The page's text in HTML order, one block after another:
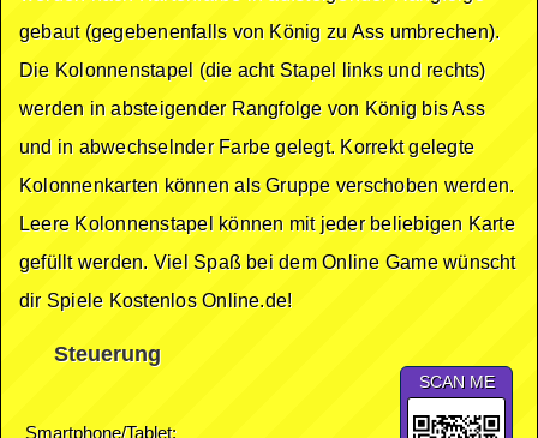
gebaut (gegebenenfalls von König zu Ass umbrechen).
Die Kolonnenstapel (die acht Stapel links und rechts)
werden in absteigender Rangfolge von König bis Ass
und in abwechselnder Farbe gelegt. Korrekt gelegte
Kolonnenkarten können als Gruppe verschoben werden.
Leere Kolonnenstapel können mit jeder beliebigen Karte
gefüllt werden. Viel Spaß bei dem Online Game wünscht
dir Spiele Kostenlos Online.de!
Steuerung
Smartphone/Tablet:
SCAN ME